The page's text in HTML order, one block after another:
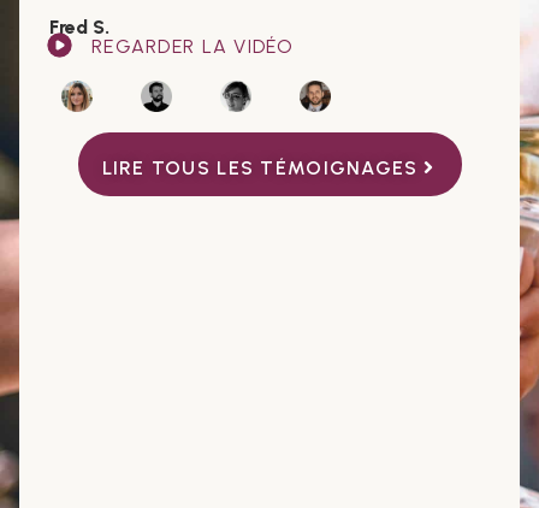
Fred S.
REGARDER LA VIDÉO
LIRE TOUS LES TÉMOIGNAGES